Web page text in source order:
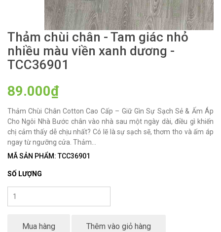
Thảm chùi chân - Tam giác nhỏ
nhiều màu viền xanh dương -
TCC36901
89.000₫
Thảm Chùi Chân Cotton Cao Cấp – Giữ Gìn Sự Sạch Sẻ & Ấm Áp
Cho Ngôi Nhà Bước chân vào nhà sau một ngày dài, điều gì khiến
chị cảm thấy dễ chịu nhất? Có lẽ là sự sạch sẽ, thơm tho và ấm áp
ngay từ ngưỡng cửa. Thảm...
MÃ SẢN PHẨM: TCC36901
SỐ LƯỢNG
Mua hàng Thêm vào giỏ hàng